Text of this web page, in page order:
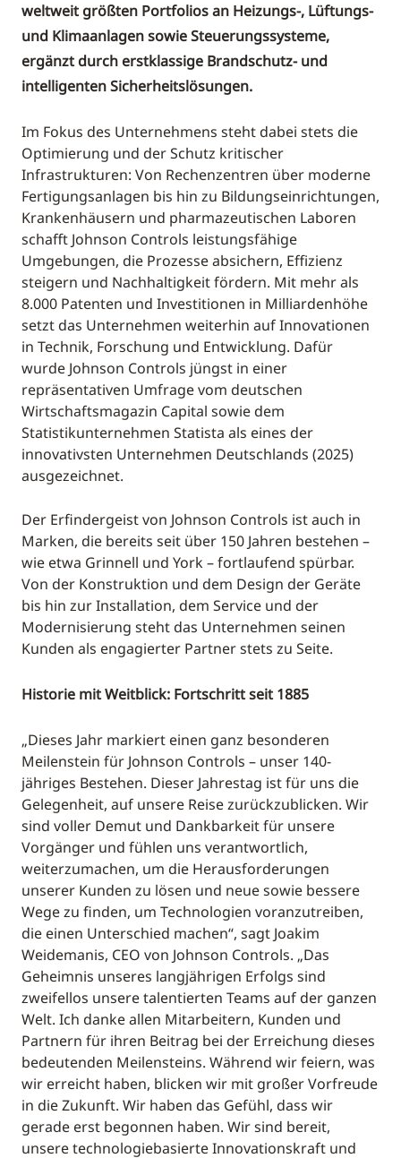
weltweit größten Portfolios an Heizungs-, Lüftungs-
und Klimaanlagen sowie Steuerungssysteme,
ergänzt durch erstklassige Brandschutz- und
intelligenten Sicherheitslösungen.
Im Fokus des Unternehmens steht dabei stets die
Optimierung und der Schutz kritischer
Infrastrukturen: Von Rechenzentren über moderne
Fertigungsanlagen bis hin zu Bildungseinrichtungen,
Krankenhäusern und pharmazeutischen Laboren
schafft Johnson Controls leistungsfähige
Umgebungen, die Prozesse absichern, Effizienz
steigern und Nachhaltigkeit fördern. Mit mehr als
8.000 Patenten und Investitionen in Milliardenhöhe
setzt das Unternehmen weiterhin auf Innovationen
in Technik, Forschung und Entwicklung. Dafür
wurde Johnson Controls jüngst in einer
repräsentativen Umfrage vom deutschen
Wirtschaftsmagazin Capital sowie dem
Statistikunternehmen Statista als eines der
innovativsten Unternehmen Deutschlands (2025)
ausgezeichnet.
Der Erfindergeist von Johnson Controls ist auch in
Marken, die bereits seit über 150 Jahren bestehen –
wie etwa Grinnell und York – fortlaufend spürbar.
Von der Konstruktion und dem Design der Geräte
bis hin zur Installation, dem Service und der
Modernisierung steht das Unternehmen seinen
Kunden als engagierter Partner stets zu Seite.
Historie mit Weitblick: Fortschritt seit 1885
„Dieses Jahr markiert einen ganz besonderen
Meilenstein für Johnson Controls – unser 140-
jähriges Bestehen. Dieser Jahrestag ist für uns die
Gelegenheit, auf unsere Reise zurückzublicken. Wir
sind voller Demut und Dankbarkeit für unsere
Vorgänger und fühlen uns verantwortlich,
weiterzumachen, um die Herausforderungen
unserer Kunden zu lösen und neue sowie bessere
Wege zu finden, um Technologien voranzutreiben,
die einen Unterschied machen“, sagt Joakim
Weidemanis, CEO von Johnson Controls. „Das
Geheimnis unseres langjährigen Erfolgs sind
zweifellos unsere talentierten Teams auf der ganzen
Welt. Ich danke allen Mitarbeitern, Kunden und
Partnern für ihren Beitrag bei der Erreichung dieses
bedeutenden Meilensteins. Während wir feiern, was
wir erreicht haben, blicken wir mit großer Vorfreude
in die Zukunft. Wir haben das Gefühl, dass wir
gerade erst begonnen haben. Wir sind bereit,
unsere technologiebasierte Innovationskraft und